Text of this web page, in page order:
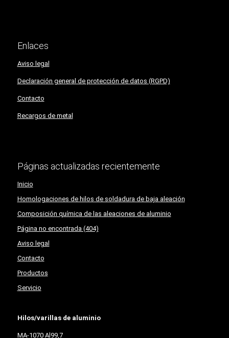
Enlaces
Aviso legal
Declaración general de protección de datos (RGPD)
Contacto
Recargos de metal
Páginas actualizadas recientemente
Inicio
Homologaciones de hilos de soldadura de baja aleación
Composición química de las aleaciones de aluminio
Página no encontrada (404)
Aviso legal
Contacto
Productos
Servicio
Hilos/varillas de aluminio
MA-1070 Al99,7